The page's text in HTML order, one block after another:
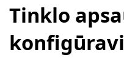
Tinklo